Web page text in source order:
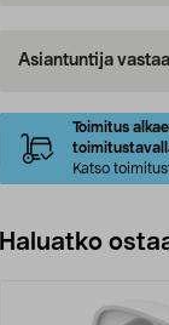
Asiantuntija vastaa
Toimitus
Katso
Haluatko